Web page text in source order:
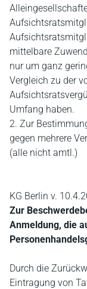
mittelbare
nur um ganz
Vergleich zu der
Umfang haben.
2. Zur
gegen mehrere
(alle nicht amtl.)
KG Berlin v.
Zur
Anmeldung, die
Durch die
Eintragung von